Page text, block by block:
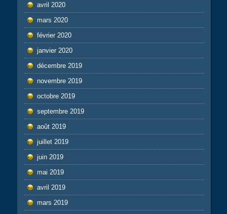
avril 2020
mars 2020
février 2020
janvier 2020
décembre 2019
novembre 2019
octobre 2019
septembre 2019
août 2019
juillet 2019
juin 2019
mai 2019
avril 2019
mars 2019